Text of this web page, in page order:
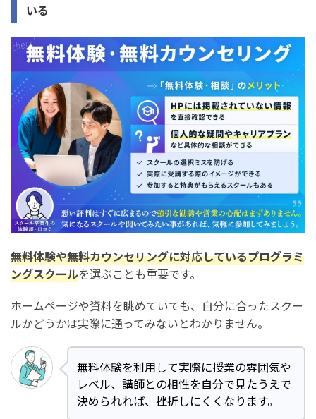
いる
無料体験や無料カウンセリングに対応しているプログラミ
ングスクールを選ぶことも重要です。
ホームページや資料を眺めていても、自分に合ったスクー
ルかどうかは実際に通ってみないとわかりません。
無料体験を利用して実際に授業の雰囲気や
レベル、講師との相性を自分で見たうえで
決められれば、挫折しにくくなります。